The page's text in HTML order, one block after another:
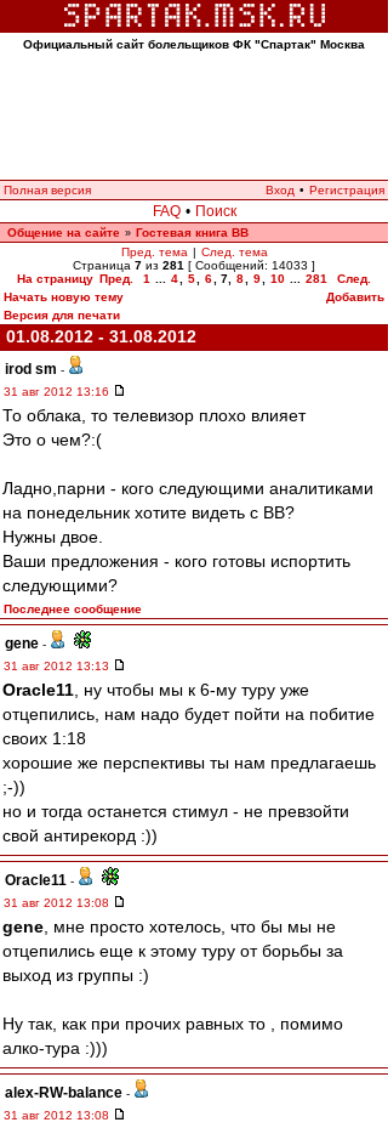
Официальный сайт болельщиков ФК "Спартак" Москва
Полная версия Вход • Регистрация
FAQ • Поиск
Общение на сайте » Гостевая книга ВВ
Пред. тема | След. тема
Страница 7 из 281 [ Сообщений: 14033 ]
На страницу Пред. 1 4 5 6 7 8 9 10 281
След.
Начать новую тему
Добавить
Версия для печати
01.08.2012 - 31.08.2012
irod sm -
31 авг 2012 13:16
То облака, то телевизор плохо влияет
Это о чем?:(
Ладно,парни - кого следующими аналитиками
на понедельник хотите видеть с ВВ?
Нужны двое.
Ваши предложения - кого готовы испортить
следующими?
Последнее сообщение
gene -
31 авг 2012 13:13
Oracle11 , ну чтобы мы к 6-му туру уже
отцепились, нам надо будет пойти на побитие
своих 1:18
хорошие же перспективы ты нам предлагаешь
;-))
но и тогда останется стимул - не превзойти
свой антирекорд :))
Oracle11 -
31 авг 2012 13:08
gene , мне просто хотелось, что бы мы не
отцепились еще к этому туру от борьбы за
выход из группы :)
Ну так, как при прочих равных то , помимо
алко-тура :)))
alex-RW-balance -
31 авг 2012 13:08